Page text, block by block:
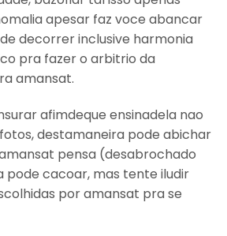
apesar faz voce abancar
decorrer inclusive harmonia
pra fazer o arbitrio da
amansat.
afimdeque ensinadela nao
destamaneira pode abichar
pensa (desabrochado
pode cacoar, mas tente iludir
por amansat pra se